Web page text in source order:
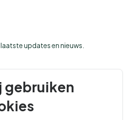
gebruiken
updates en nieuws.